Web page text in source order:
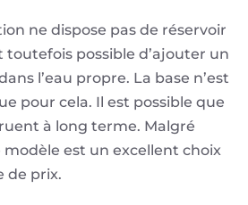
ne dispose pas de réservoir
possible d’ajouter un
l’eau propre. La base n’est
pour cela. Il est possible que
à long terme. Malgré
est un excellent choix
de prix.